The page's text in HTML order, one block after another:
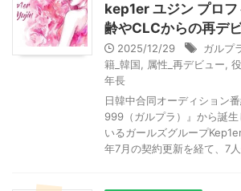
kep1er ユジン プロ
齢やCLCからの再デ
2025/12/29 ガルプ
籍_韓国
属性_再デビュー
年長
日韓中合同オーディション
999（ガルプラ）』から誕
いるガールズグループ
年7月の契約更新を経て、7